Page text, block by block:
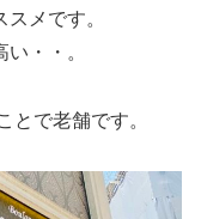
メです。
・・。
とで老舗です。